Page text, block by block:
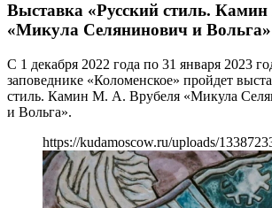
Выставка «Русский стиль.
«Микула Селянинович и Вольга»
С 1 декабря 2022 года по 31 января 2023
заповеднике «Коломенское» пройдет
стиль. Камин М. А. Врубеля «Микула
и Вольга».
https://kudamoscow.ru/uploads/